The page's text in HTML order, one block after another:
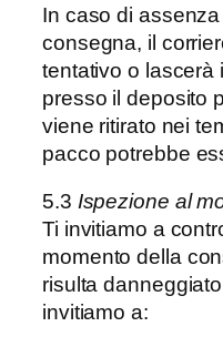
In caso di
consegna, il
tentativo o lascerà
presso il deposito
viene ritirato nei
pacco potrebbe
5.3 Ispezione al
Ti invitiamo a
momento della
risulta
invitiamo a: